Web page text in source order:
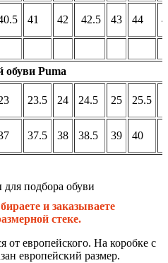
41 42 42.5 43 44
обуви Puma
23.5 24 24.5 25 25.5
37.5 38 38.5 39 40
и заказываете
стеке.
от европейского. На коробке с
европейский размер.